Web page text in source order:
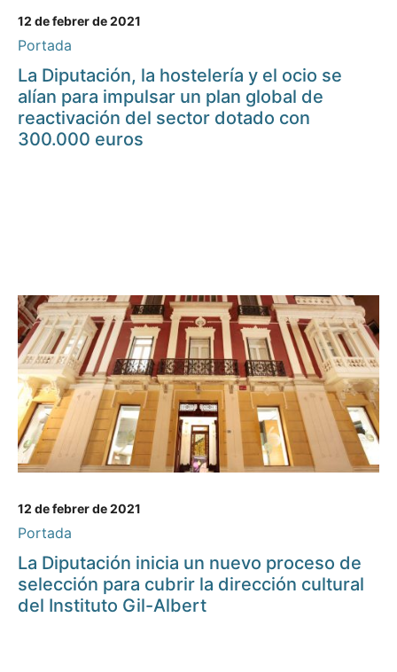
12 de febrer de 2021
Portada
La Diputación, la hostelería y el ocio se
alían para impulsar un plan global de
reactivación del sector dotado con
300.000 euros
12 de febrer de 2021
Portada
La Diputación inicia un nuevo proceso de
selección para cubrir la dirección cultural
del Instituto Gil-Albert